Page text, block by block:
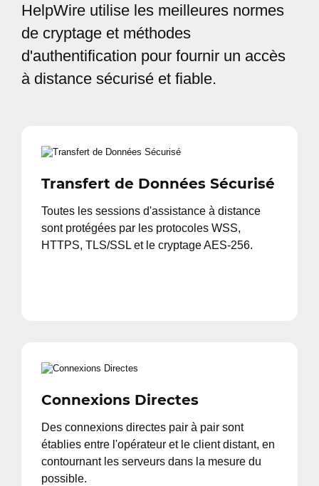
HelpWire utilise les meilleures normes
de cryptage et méthodes
d'authentification pour fournir un accès
à distance sécurisé et fiable.
Transfert de Données Sécurisé
Toutes les sessions d'assistance à distance
sont protégées par les protocoles WSS,
HTTPS, TLS/SSL et le cryptage AES-256.
Connexions Directes
Des connexions directes pair à pair sont
établies entre l'opérateur et le client distant, en
contournant les serveurs dans la mesure du
possible.